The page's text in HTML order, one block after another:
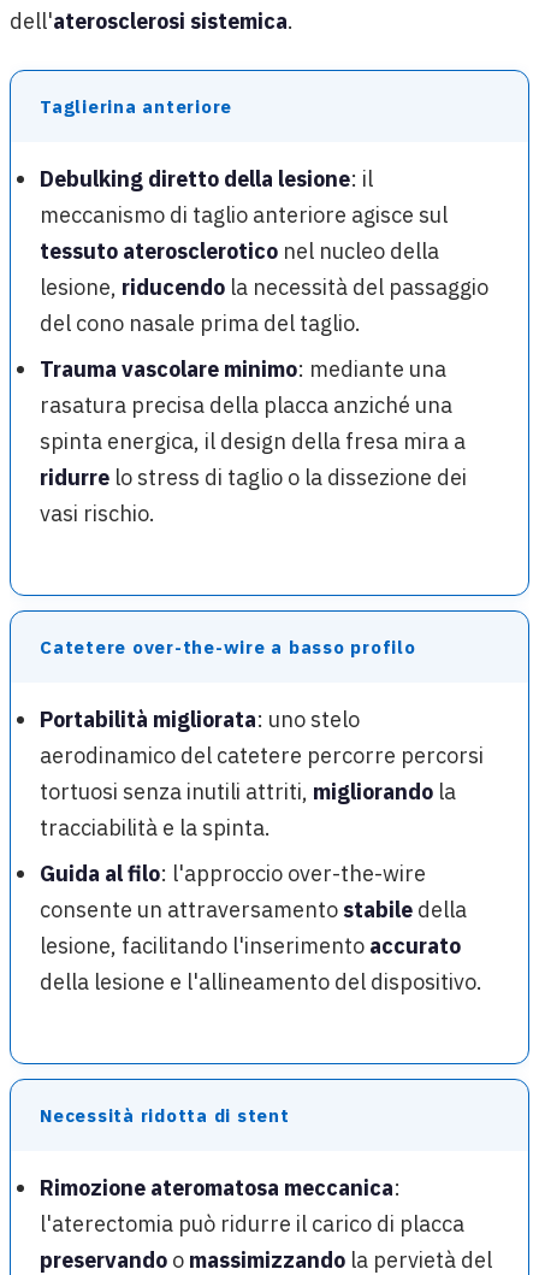
dell'aterosclerosi sistemica.
Taglierina anteriore
Debulking diretto della lesione: il
meccanismo di taglio anteriore agisce sul
tessuto aterosclerotico nel nucleo della
lesione, riducendo la necessità del passaggio
del cono nasale prima del taglio.
Trauma vascolare minimo: mediante una
rasatura precisa della placca anziché una
spinta energica, il design della fresa mira a
ridurre lo stress di taglio o la dissezione dei
vasi rischio.
Catetere over-the-wire a basso profilo
Portabilità migliorata: uno stelo
aerodinamico del catetere percorre percorsi
tortuosi senza inutili attriti, migliorando la
tracciabilità e la spinta.
Guida al filo: l'approccio over-the-wire
consente un attraversamento stabile della
lesione, facilitando l'inserimento accurato
della lesione e l'allineamento del dispositivo.
Necessità ridotta di stent
Rimozione ateromatosa meccanica:
l'aterectomia può ridurre il carico di placca
preservando o massimizzando la pervietà del